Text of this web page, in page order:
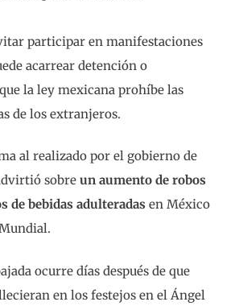
participar en manifestaciones
acarrear detención o
la ley mexicana prohíbe las
de los extranjeros.
al realizado por el gobierno de
sobre un aumento de robos
de bebidas adulteradas en México
ocurre días después de que
en los festejos en el Ángel